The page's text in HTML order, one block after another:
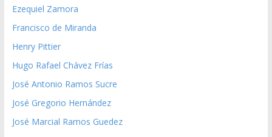
Ezequiel Zamora
Francisco de Miranda
Henry Pittier
Hugo Rafael Chávez Frías
José Antonio Ramos Sucre
José Gregorio Hernández
José Marcial Ramos Guedez